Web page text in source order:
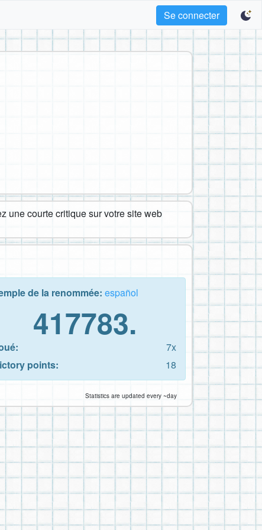
Se connecter
une courte critique sur votre site web
de la renommée: español
417783.
7x
points:
18
Statistics are updated every ~day